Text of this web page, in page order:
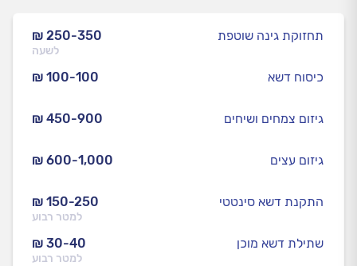
₪ 250-350
לשעה
תחזוקת גינה שוטפת
₪ 100-100 כיסוח דשא
₪ 450-900 גיזום צמחים ושיחים
₪ 600-1,000 גיזום עצים
₪ 150-250
למטר רבוע
התקנת דשא סינטטי
₪ 30-40
למטר רבוע
שתילת דשא מוכן